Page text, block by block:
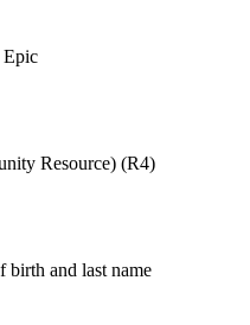
Epic
Resource) (R4)
birth and last name